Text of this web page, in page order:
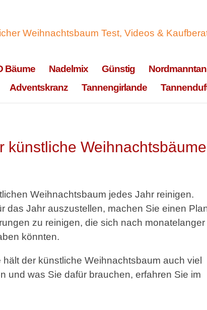
Bäume Nadelmix Günstig
Adventskranz Tannengirlande
künstliche Weihnachtsbäume
Weihnachtsbaum jedes Jahr reinigen.
das Jahr auszustellen, machen Sie einen
zu reinigen, die sich nach monatelanger
könnten.
der künstliche Weihnachtsbaum auch viel
und was Sie dafür brauchen, erfahren Sie im